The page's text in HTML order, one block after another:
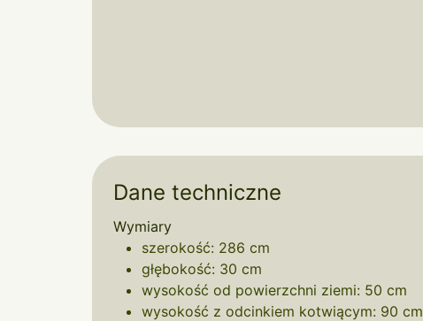
Dane techniczne
Wymiary
szerokość: 286 cm
głębokość: 30 cm
wysokość od powierzchni ziemi: 50 cm
wysokość z odcinkiem kotwiącym: 90 cm